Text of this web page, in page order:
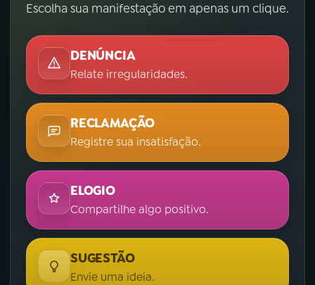
Escolha sua manifestação em apenas um clique.
DENÚNCIA
Relate irregularidades.
RECLAMAÇÃO
Registre sua insatisfação.
ELOGIO
Compartilhe algo positivo.
SUGESTÃO
Envie uma ideia.